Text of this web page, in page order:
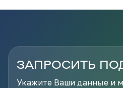
ЗАПРОСИТЬ
Укажите Ваши данные и